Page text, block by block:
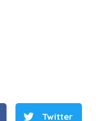
Twitter